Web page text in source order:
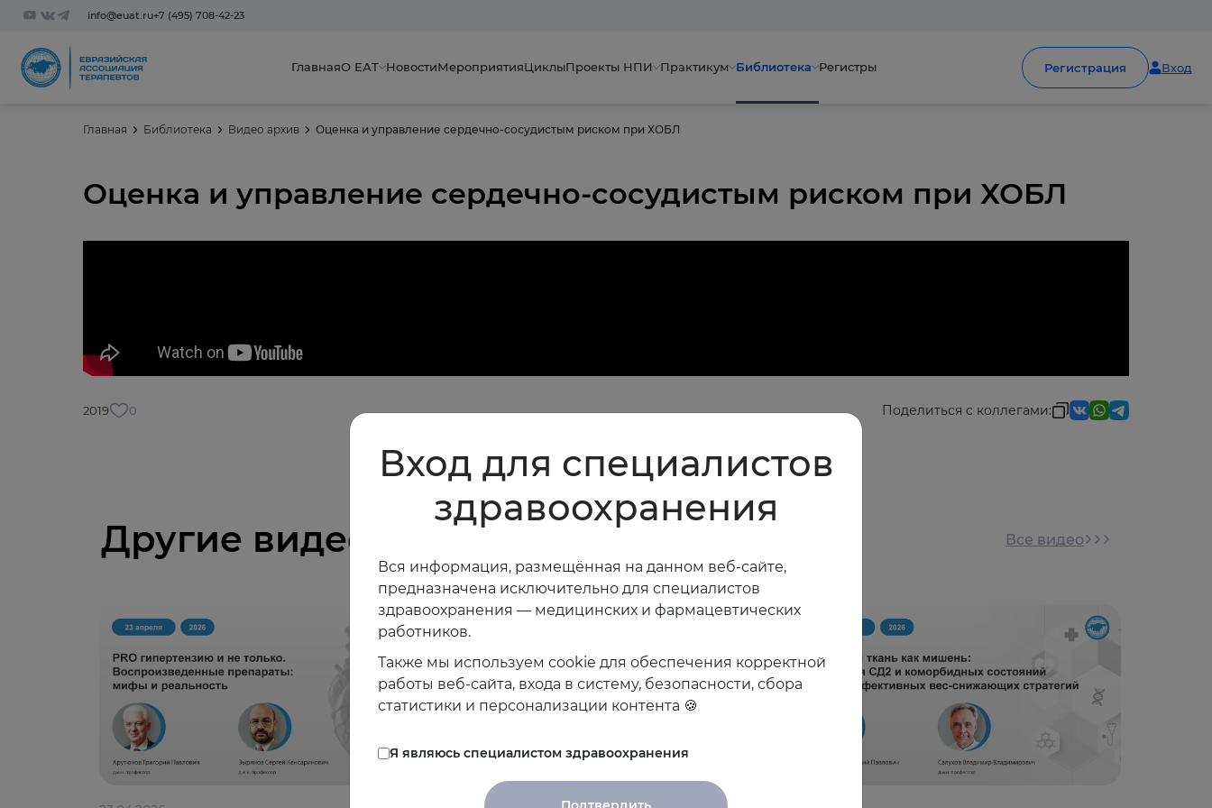
info@euat.ru+7 (495) 708-42-23
ГлавнаяО ЕАТ НовостиМероприятияЦиклыПроекты НПИ Практикум Библиотека Регистры Регистрация Вход
Главная Библиотека Видео архив Оценка и управление сердечно-сосудистым риском при ХОБЛ
Оценка и управление сердечно-сосудистым риском при ХОБЛ
2019 0 Поделиться с коллегами:
Другие видео Все видео
Вход для специалистов
здравоохранения
Вся информация, размещённая на данном веб-сайте,
предназначена исключительно для специалистов
здравоохранения — медицинских и фармацевтических
работников.
Также мы используем cookie для обеспечения корректной
работы веб-сайта, входа в систему, безопасности, сбора
статистики и персонализации контента 🍪
Я являюсь специалистом здравоохранения